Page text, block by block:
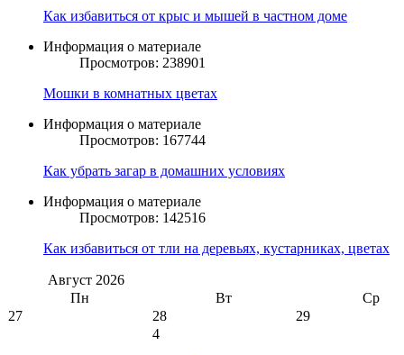
Как избавиться от крыс и мышей в частном доме
Информация о материале
Просмотров: 238901
Мошки в комнатных цветах
Информация о материале
Просмотров: 167744
Как убрать загар в домашних условиях
Информация о материале
Просмотров: 142516
Как избавиться от тли на деревьях, кустарниках, цветах
Август 2026
Пн
Вт
Ср
27
28 29
4